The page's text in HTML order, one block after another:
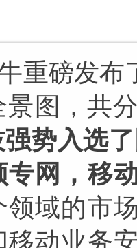
重磅发布
图，共
势入选
专网，移
域的市
动业务